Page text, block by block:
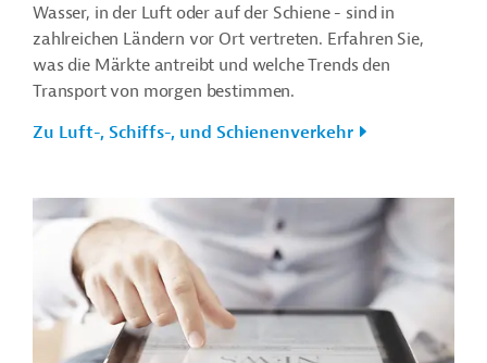
Wasser, in der Luft oder auf der Schiene - sind in
zahlreichen Ländern vor Ort vertreten. Erfahren Sie,
was die Märkte antreibt und welche Trends den
Transport von morgen bestimmen.
Zu Luft-, Schiffs-, und Schienenverkehr